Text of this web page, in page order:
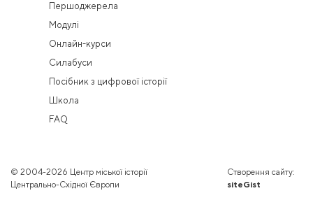
Першоджерела
Модулі
Онлайн-курси
Силабуси
Посібник з цифрової історії
Школа
FAQ
© 2004-2026 Центр міської історії
Центрально-Східної Європи
Створення сайту:
siteGist